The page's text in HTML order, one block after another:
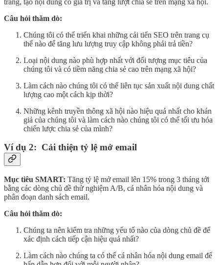
Câu hỏi thăm dò:
Chúng tôi có thể triển khai những cải tiến SEO trên trang cụ
thể nào để tăng lưu lượng truy cập không phải trả tiền?
Loại nội dung nào phù hợp nhất với đối tượng mục tiêu của
chúng tôi và có tiềm năng chia sẻ cao trên mạng xã hội?
Làm cách nào chúng tôi có thể liên tục sản xuất nội dung chất
lượng cao một cách kịp thời?
Những kênh truyền thông xã hội nào hiệu quả nhất cho khán
giả của chúng tôi và làm cách nào chúng tôi có thể tối ưu hóa
chiến lược chia sẻ của mình?
Ví dụ 2: Cải thiện tỷ lệ mở email
Mục tiêu SMART: Tăng tỷ lệ mở email lên 15% trong 3 tháng tới
bằng các dòng chủ đề thử nghiệm A/B, cá nhân hóa nội dung và
phân đoạn danh sách email.
Câu hỏi thăm dò:
Chúng ta nên kiểm tra những yếu tố nào của dòng chủ đề để
xác định cách tiếp cận hiệu quả nhất?
Làm cách nào chúng ta có thể cá nhân hóa nội dung email để